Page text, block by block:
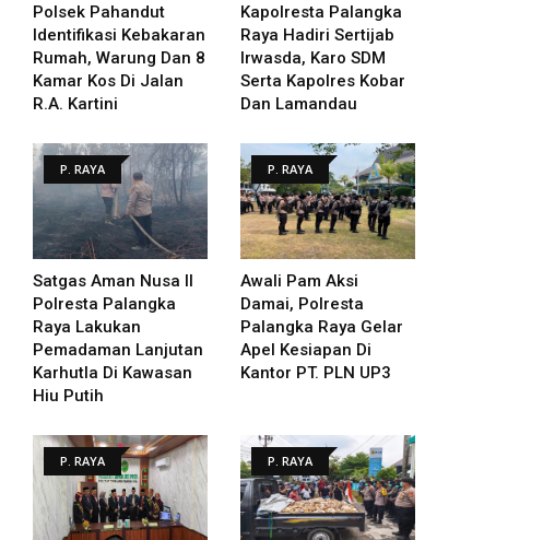
Polsek Pahandut
Identifikasi Kebakaran
Rumah, Warung Dan 8
Kamar Kos Di Jalan
R.A. Kartini
Kapolresta Palangka
Raya Hadiri Sertijab
Irwasda, Karo SDM
Serta Kapolres Kobar
Dan Lamandau
P. RAYA
Satgas Aman Nusa II
Polresta Palangka
Raya Lakukan
Pemadaman Lanjutan
Karhutla Di Kawasan
Hiu Putih
P. RAYA
Awali Pam Aksi
Damai, Polresta
Palangka Raya Gelar
Apel Kesiapan Di
Kantor PT. PLN UP3
P. RAYA P. RAYA